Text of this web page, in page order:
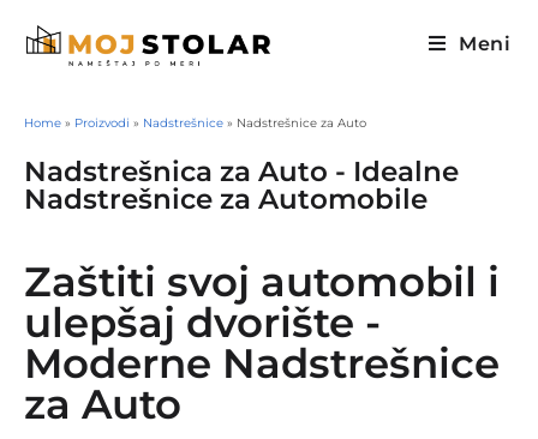
Meni
Home » Proizvodi » Nadstrešnice » Nadstrešnice za Auto
Nadstrešnica za Auto - Idealne
Nadstrešnice za Automobile
Zaštiti svoj automobil i
ulepšaj dvorište -
Moderne Nadstrešnice
za Auto